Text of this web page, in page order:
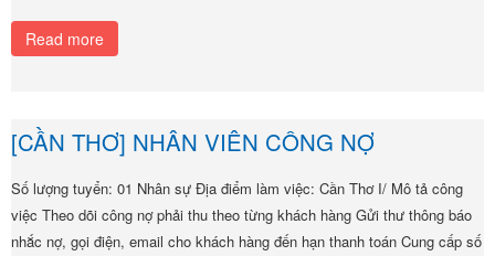
Read more
[CẦN THƠ] NHÂN VIÊN CÔNG NỢ
Số lượng tuyển: 01 Nhân sự Địa điểm làm việc: Cần Thơ I/ Mô tả công
việc Theo dõi công nợ phải thu theo từng khách hàng Gửi thư thông báo
nhắc nợ, gọi điện, email cho khách hàng đến hạn thanh toán Cung cấp số